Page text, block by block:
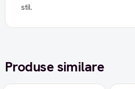
stil.
Produse similare